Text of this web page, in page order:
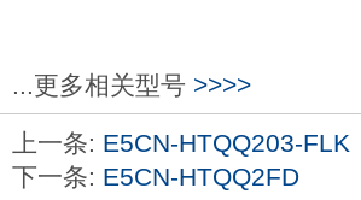
追加有助于降低配线工时的棒
欧姆龙E5CN-HTQQ2BD。
温度传感器是用作温控器的热
可根据要测量的温度、场所、
...更多相关型号 >>>>
上一条: E5CN-HTQQ203-FLK
下一条: E5CN-HTQQ2FD